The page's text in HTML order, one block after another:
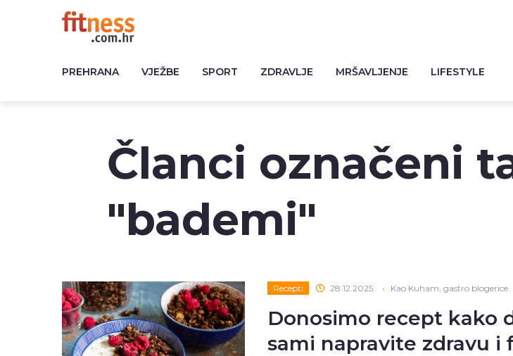
PREHRANA VJEŽBE SPORT ZDRAVLJE MRŠAVLJENJE LIFESTYLE
Članci označeni
"bademi"
Recepti 28.12.2025. • Kao Kuham, gastro blogerice
Donosimo recept kako
sami napravite zdravu i